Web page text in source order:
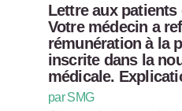
Lettre aux patients
Votre médecin a
rémunération à la
inscrite dans la
médicale.
par SMG